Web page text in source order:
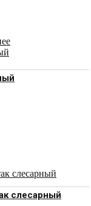
слесарный